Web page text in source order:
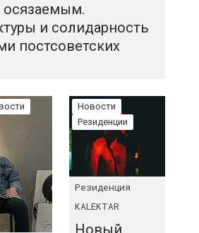
осязаемым.
и солидарность
постсоветских
Резиденции
Новости
Резиденция
KALEKTAR
Новый